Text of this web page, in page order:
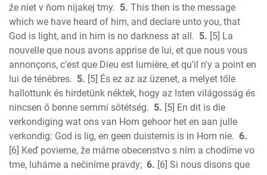
Titus
Philemon
Hebrews
James
1 Peter
2 Peter
1 John
2 John
3 John
Jude
Revelation
že niet v ňom nijakej tmy. 5. This then is the message
which we have heard of him, and declare unto you, that
God is light, and in him is no darkness at all. 5. [5] La
nouvelle que nous avons apprise de lui, et que nous vous
annonçons, c'est que Dieu est lumière, et qu'il n'y a point en
lui de ténèbres. 5. [5] És ez az az üzenet, a melyet tőle
hallottunk és hirdetünk néktek, hogy az Isten világosság és
nincsen ő benne semmi sötétség. 5. [5] En dit is die
verkondiging wat ons van Hom gehoor het en aan julle
verkondig: God is lig, en geen duisternis is in Hom nie. 6.
[6] Keď povieme, že máme obecenstvo s ním a chodíme vo
tme, luháme a nečiníme pravdy; 6. [6] Si nous disons que